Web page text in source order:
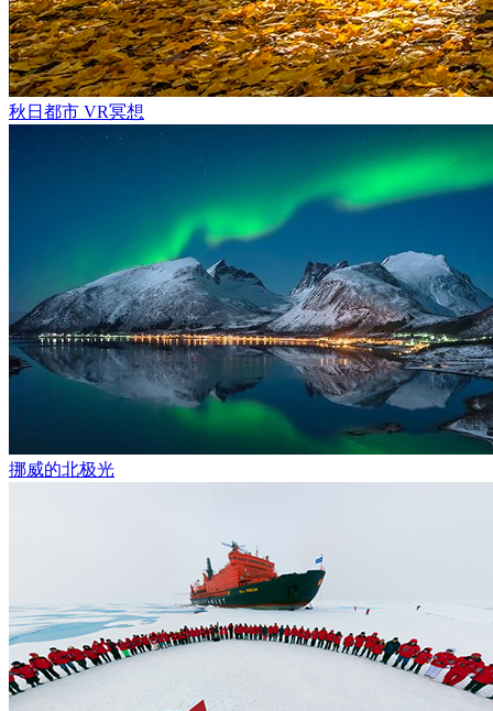
秋日都市 VR冥想
挪威的北极光